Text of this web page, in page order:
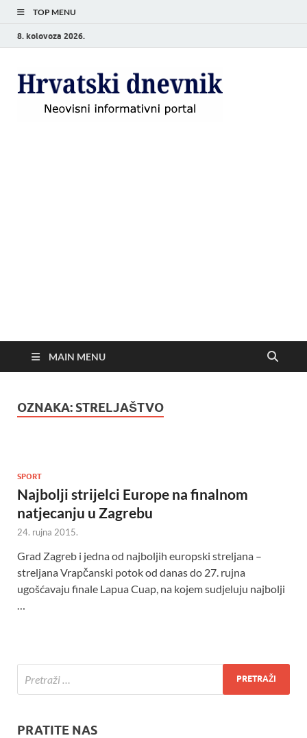
TOP MENU
8. kolovoza 2026.
MAIN MENU
OZNAKA: STRELJAŠTVO
SPORT
Najbolji strijelci Europe na finalnom
natjecanju u Zagrebu
24. rujna 2015.
Grad Zagreb i jedna od najboljih europski streljana –
streljana Vrapčanski potok od danas do 27. rujna
ugošćavaju finale Lapua Cuap, na kojem sudjeluju najbolji
PRATITE NAS